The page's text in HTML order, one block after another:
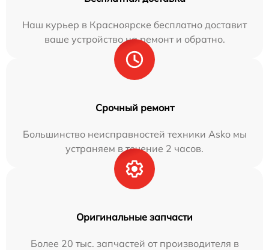
Наш курьер в Красноярске бесплатно доставит
ваше устройство на ремонт и обратно.
Срочный ремонт
Большинство неисправностей техники Asko мы
устраняем в течение 2 часов.
Оригинальные запчасти
Более 20 тыс. запчастей от производителя в